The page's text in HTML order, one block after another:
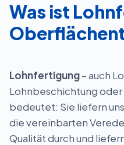
Was ist
Lohnfertigung– auch
Lohnbeschichtung
bedeutet: Sie liefern
die vereinbarten
Qualität durch und